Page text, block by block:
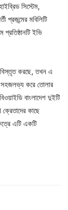
সিস্টেম,
প্রজন্মের মবিলিটি
ইভি
বিস্তৃত করছে, তখন এ
সহজলভ্য করে তোলার
বাংলাদেশ দুইটি
ক্রেতাদের কাছে
এটি একটি